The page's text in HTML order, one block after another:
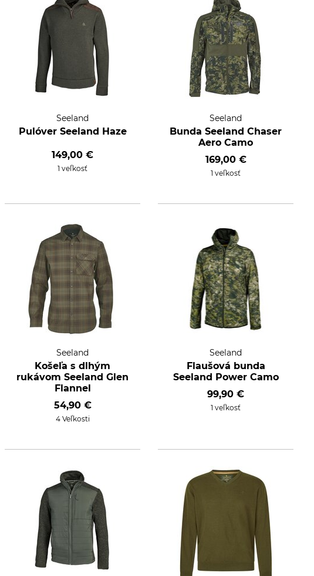
Seeland
Pulóver Seeland Haze
149,00 €
1 veľkosť
Seeland
Bunda Seeland Chaser
Aero Camo
169,00 €
1 veľkosť
Seeland
Košeľa s dlhým
rukávom Seeland Glen
Flannel
54,90 €
4 Veľkosti
Seeland
Flaušová bunda
Seeland Power Camo
99,90 €
1 veľkosť